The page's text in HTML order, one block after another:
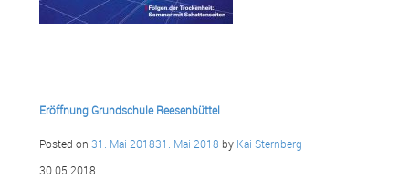
Eröffnung Grundschule Reesenbüttel
Posted on 31. Mai 201831. Mai 2018 by Kai Sternberg
30.05.2018